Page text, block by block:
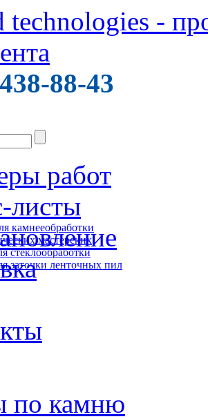
-
88-43
работ
листы
камнееобработки
мастерских
стеклообработки
заточки ленточных пил
по камню